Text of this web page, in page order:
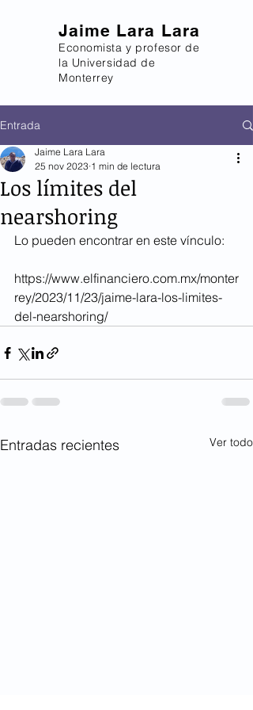
Jaime Lara Lara
Economista y profesor de
la Universidad de
Monterrey
Entrada
Los límites del
nearshoring
Jaime Lara Lara
25 nov 2023 1 min de lectura
Lo pueden encontrar en este vínculo:
https://www.elfinanciero.com.mx/monter
rey/2023/11/23/jaime-lara-los-limites-
del-nearshoring/
Entradas recientes Ver todo